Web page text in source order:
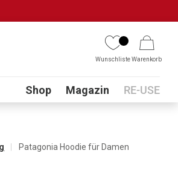
WunschlisteWarenkorb
Submenu
Shop Magazin RE-USE
Patagonia Hoodie für Damen